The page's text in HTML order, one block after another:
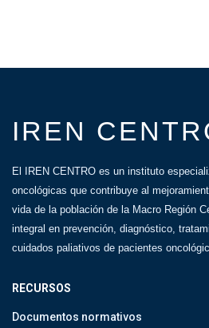
IREN
El IREN CENTRO es un instituto
oncológicas que contribuye al
vida de la población de la Macro Región
integral en prevención, diagnóstico,
cuidados paliativos de pacientes
RECURSOS
Documentos normativos